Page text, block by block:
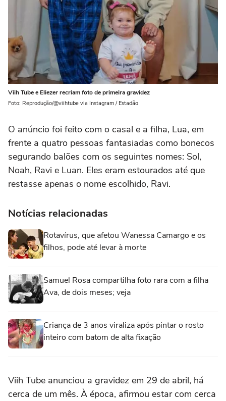
Viih Tube e Eliezer recriam foto de primeira gravidez
Foto: Reprodução/@viihtube via Instagram / Estadão
O anúncio foi feito com o casal e a filha, Lua, em
frente a quatro pessoas fantasiadas como bonecos
segurando balões com os seguintes nomes: Sol,
Noah, Ravi e Luan. Eles eram estourados até que
restasse apenas o nome escolhido, Ravi.
Notícias relacionadas
Rotavírus, que afetou Wanessa Camargo e os
filhos, pode até levar à morte
Samuel Rosa compartilha foto rara com a filha
Ava, de dois meses; veja
Criança de 3 anos viraliza após pintar o rosto
inteiro com batom de alta fixação
Viih Tube anunciou a gravidez em 29 de abril, há
cerca de um mês. À época, afirmou estar com cerca